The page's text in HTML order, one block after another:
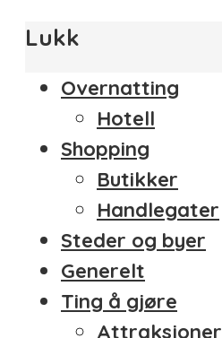
Lukk
Overnatting
Hotell
Shopping
Butikker
Handlegater
Steder og byer
Generelt
Ting å gjøre
Attraksjoner